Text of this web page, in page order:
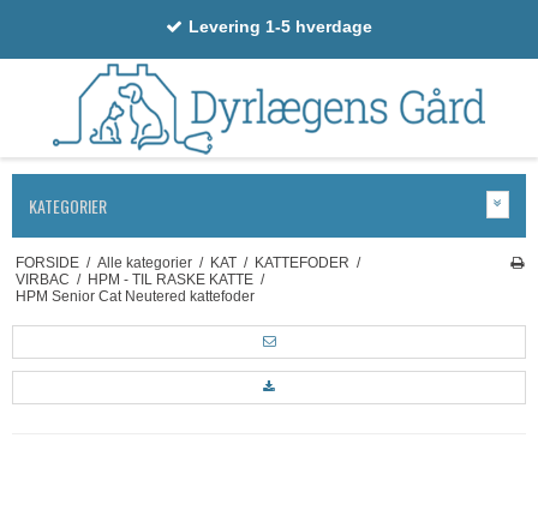
Levering 1-5 hverdage
KATEGORIER
FORSIDE / Alle kategorier / KAT / KATTEFODER /
VIRBAC / HPM - TIL RASKE KATTE /
HPM Senior Cat Neutered kattefoder